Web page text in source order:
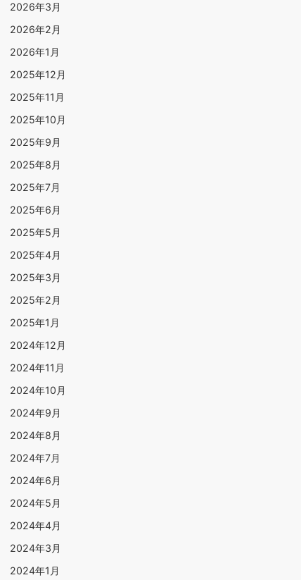
2026年3月
2026年2月
2026年1月
2025年12月
2025年11月
2025年10月
2025年9月
2025年8月
2025年7月
2025年6月
2025年5月
2025年4月
2025年3月
2025年2月
2025年1月
2024年12月
2024年11月
2024年10月
2024年9月
2024年8月
2024年7月
2024年6月
2024年5月
2024年4月
2024年3月
2024年1月